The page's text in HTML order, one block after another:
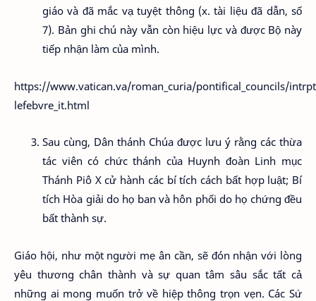
giáo và đã mắc vạ tuyệt thông (x. tài liệu đã dẫn, số
7). Bản ghi chú này vẫn còn hiệu lực và được Bộ này
tiếp nhận làm của mình.
https://www.vatican.va/roman_curia/pontifical_councils/
lefebvre_it.html
Sau cùng, Dân thánh Chúa được lưu ý rằng các thừa
tác viên có chức thánh của Huynh đoàn Linh mục
Thánh Piô X cử hành các bí tích cách bất hợp luật; Bí
tích Hòa giải do họ ban và hôn phối do họ chứng đều
bất thành sự.
Giáo hội, như một người mẹ ân cần, sẽ đón nhận với lòng
yêu thương chân thành và sự quan tâm sâu sắc tất cả
những ai mong muốn trở về hiệp thông trọn vẹn. Các Sứ